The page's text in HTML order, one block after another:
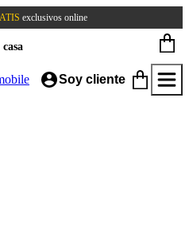
exclusivos online
Soy cliente